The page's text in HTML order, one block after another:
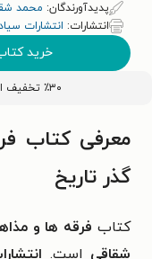
پدیدآورندگان: محمد
انتشارات: انتشارات
خرید
٪۳۰ تخفیف اولین خرید کتاب با کد
معرفی کتاب
گذر تاریخ
کتاب فرقه ها و
شقاقی است.